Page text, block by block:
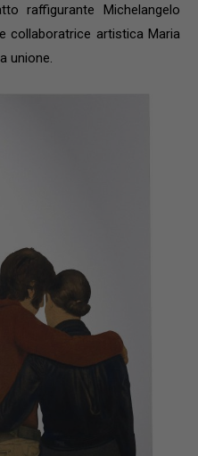
raffigurante Michelangelo
collaboratrice artistica Maria
unione.